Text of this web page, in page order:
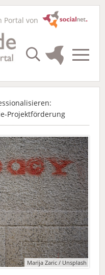
Portal von
Projektförderung
Marija Zaric / Unsplash